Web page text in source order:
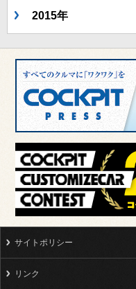
2015年
サイトポリシー
リンク